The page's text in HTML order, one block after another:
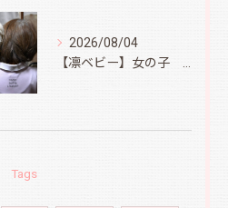
2026/08/04
Tags